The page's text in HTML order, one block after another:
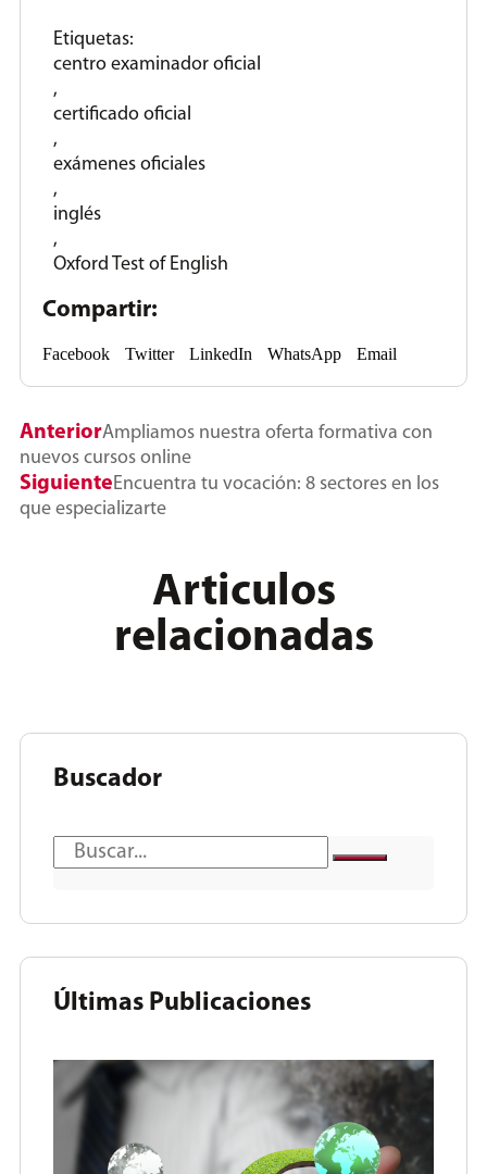
Etiquetas:
centro examinador oficial
,
certificado oficial
,
exámenes oficiales
,
inglés
,
Oxford Test of English
Compartir:
Facebook Twitter LinkedIn WhatsApp Email
AnteriorAmpliamos nuestra oferta formativa con
nuevos cursos online
SiguienteEncuentra tu vocación: 8 sectores en los
que especializarte
Articulos
relacionadas
Buscador
Últimas Publicaciones